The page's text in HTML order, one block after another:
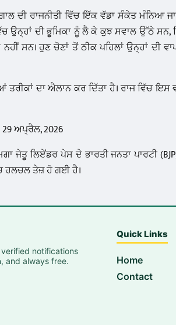
ਦੀ ਰਾਜਨੀਤੀ ਵਿੱਚ ਇੱਕ ਵੱਡਾ ਸੰਕੇਤ ਮੰਨਿਆ ਜਾ
ਉਨ੍ਹਾਂ ਦੀ ਭੂਮਿਕਾ ਨੂੰ ਲੈ ਕੇ ਕੁਝ ਸਵਾਲ ਉੱਠੇ ਸਨ,
ਸਨ। ਹੁਣ ਚੋਣਾਂ ਤੋਂ ਠੀਕ ਪਹਿਲਾਂ ਉਨ੍ਹਾਂ ਦੀ
ਦਾ ਐਲਾਨ ਕਰ ਦਿੱਤਾ ਹੈ। ਰਾਜ ਵਿੱਚ ਇਸ
ਅਪ੍ਰੈਲ, 2026
ਲਿਏਂਡਰ ਪੇਸ ਦੇ ਭਾਰਤੀ ਜਨਤਾ ਪਾਰਟੀ
ਹਲਚਲ ਤੇਜ਼ ਹੋ ਗਈ ਹੈ।
notifications
and always free.
Quick Links
Home
Contact